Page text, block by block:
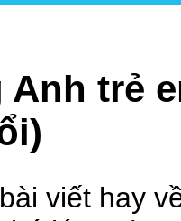
Anh trẻ
viết hay